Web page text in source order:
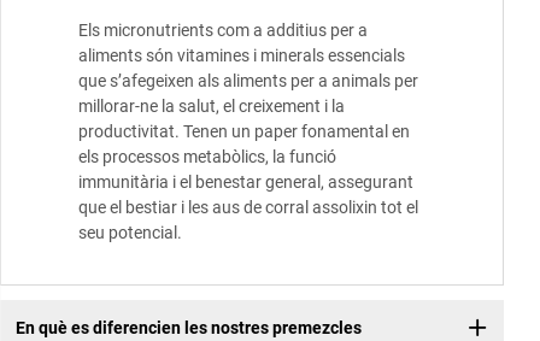
Els micronutrients com a additius per a
aliments són vitamines i minerals essencials
que s’afegeixen als aliments per a animals per
millorar-ne la salut, el creixement i la
productivitat. Tenen un paper fonamental en
els processos metabòlics, la funció
immunitària i el benestar general, assegurant
que el bestiar i les aus de corral assolixin tot el
seu potencial.
En què es diferencien les nostres premezcles